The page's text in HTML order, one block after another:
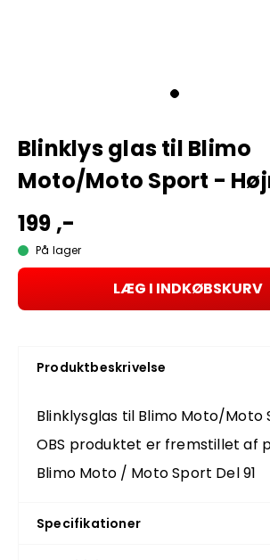
Blinklys glas til Blimo
Moto/Moto Sport -
199 ,-
På lager
LÆG I INDKØBSKURV
Produktbeskrivelse
Blinklysglas til Blimo Moto/Moto
OBS produktet er fremstillet af
Blimo Moto / Moto Sport Del 91
Specifikationer